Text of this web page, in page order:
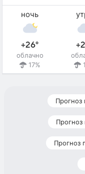
ночь
+26°
облачно
17%
Прогноз
Прогноз